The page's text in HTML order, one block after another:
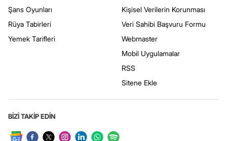
Şans Oyunları
Rüya Tabirleri
Yemek Tarifleri
Kişisel Verilerin Korunması
Veri Sahibi Başvuru Formu
Webmaster
Mobil Uygulamalar
RSS
Sitene Ekle
BİZİ TAKİP EDİN